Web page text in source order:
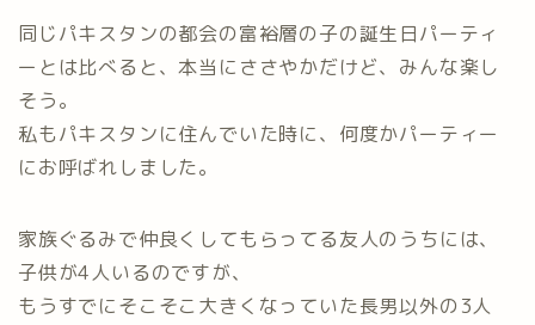
同じパキスタンの都会の富裕層の子の誕生日パーティ
ーとは比べると、本当にささやかだけど、みんな楽し
そう。
私もパキスタンに住んでいた時に、何度かパーティー
にお呼ばれしました。
家族ぐるみで仲良くしてもらってる友人のうちには、
子供が4人いるのですが、
もうすでにそこそこ大きくなっていた長男以外の3人